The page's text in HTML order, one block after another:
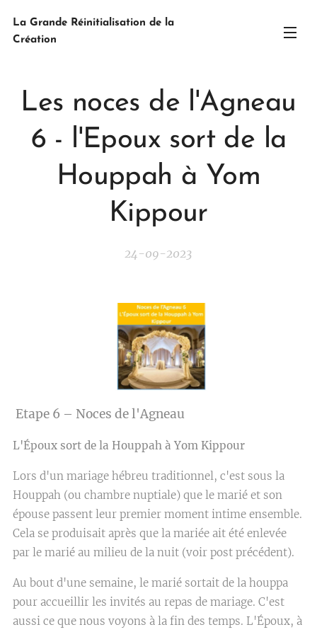
La Grande Réinitialisation de la
Création
Les noces de l'Agneau
6 - l'Epoux sort de la
Houppah à Yom
Kippour
24-09-2023
Etape 6 – Noces de l'Agneau
L'Époux sort de la Houppah à Yom Kippour
Lors d'un mariage hébreu traditionnel, c'est sous la
Houppah (ou chambre nuptiale) que le marié et son
épouse passent leur premier moment intime ensemble.
Cela se produisait après que la mariée ait été enlevée
par le marié au milieu de la nuit (voir post précédent).
Au bout d'une semaine, le marié sortait de la houppa
pour accueillir les invités au repas de mariage. C'est
aussi ce que nous voyons à la fin des temps. L'Époux, à